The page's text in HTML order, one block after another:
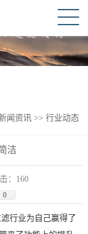
闻资讯 >> 行业动态
洁
： 160
0
行业为自己赢得了